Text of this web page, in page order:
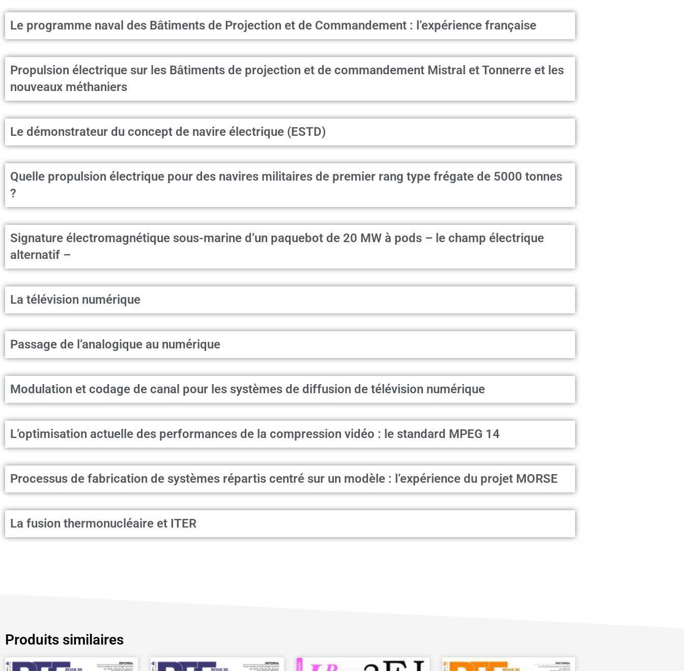
Le programme naval des Bâtiments de Projection et de Commandement : l’expérience française
Propulsion électrique sur les Bâtiments de projection et de commandement Mistral et Tonnerre et les
nouveaux méthaniers
Le démonstrateur du concept de navire électrique (ESTD)
Quelle propulsion électrique pour des navires militaires de premier rang type frégate de 5000 tonnes
?
Signature électromagnétique sous-marine d’un paquebot de 20 MW à pods – le champ électrique
alternatif –
La télévision numérique
Passage de l’analogique au numérique
Modulation et codage de canal pour les systèmes de diffusion de télévision numérique
L’optimisation actuelle des performances de la compression vidéo : le standard MPEG 14
Processus de fabrication de systèmes répartis centré sur un modèle : l’expérience du projet MORSE
La fusion thermonucléaire et ITER
Produits similaires